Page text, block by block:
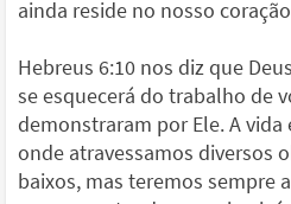
ainda reside no nosso
Hebreus 6:10 nos diz que
se esquecerá do trabalho de
demonstraram por Ele. A
onde atravessamos diversos
baixos, mas teremos sempre